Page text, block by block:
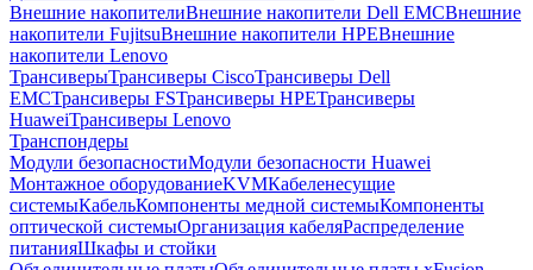
Внешние накопителиВнешние накопители Dell EMCВнешние
накопители FujitsuВнешние накопители HPEВнешние
накопители Lenovo
ТрансиверыТрансиверы CiscoТрансиверы Dell
EMCТрансиверы FSТрансиверы HPEТрансиверы
HuaweiТрансиверы Lenovo
Транспондеры
Модули безопасностиМодули безопасности Huawei
Монтажное оборудованиеKVMКабеленесущие
системыКабельКомпоненты медной системыКомпоненты
оптической системыОрганизация кабеляРаспределение
питанияШкафы и стойки